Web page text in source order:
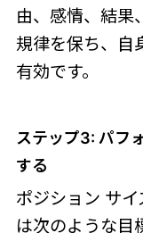
由、感情、結果
規律を保ち、自
有効です。
ステップ3: パフ
する
ポジション サ
は次のような目